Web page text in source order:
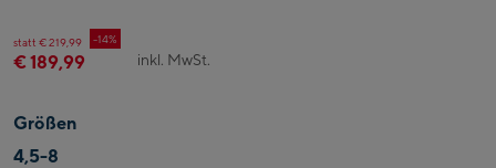
statt € 219,99 -14%
€ 189,99 inkl. MwSt.
Größen
4,5-8